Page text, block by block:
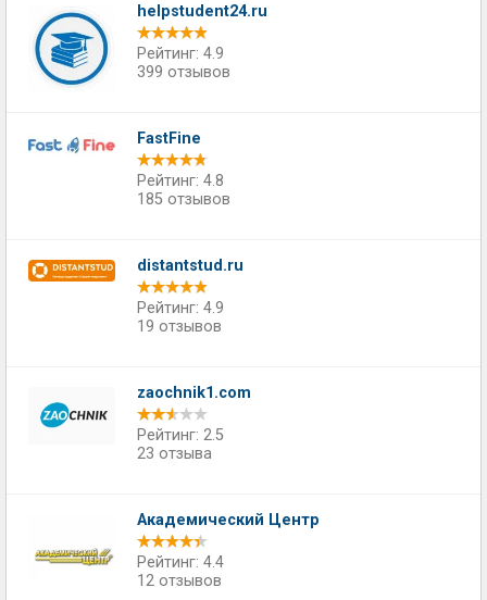
helpstudent24.ru
Рейтинг: 4.9
399 отзывов
FastFine
Рейтинг: 4.8
185 отзывов
distantstud.ru
Рейтинг: 4.9
19 отзывов
zaochnik1.com
Рейтинг: 2.5
23 отзыва
Академический Центр
Рейтинг: 4.4
12 отзывов